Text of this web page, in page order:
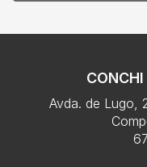
Avda. de Lugo,